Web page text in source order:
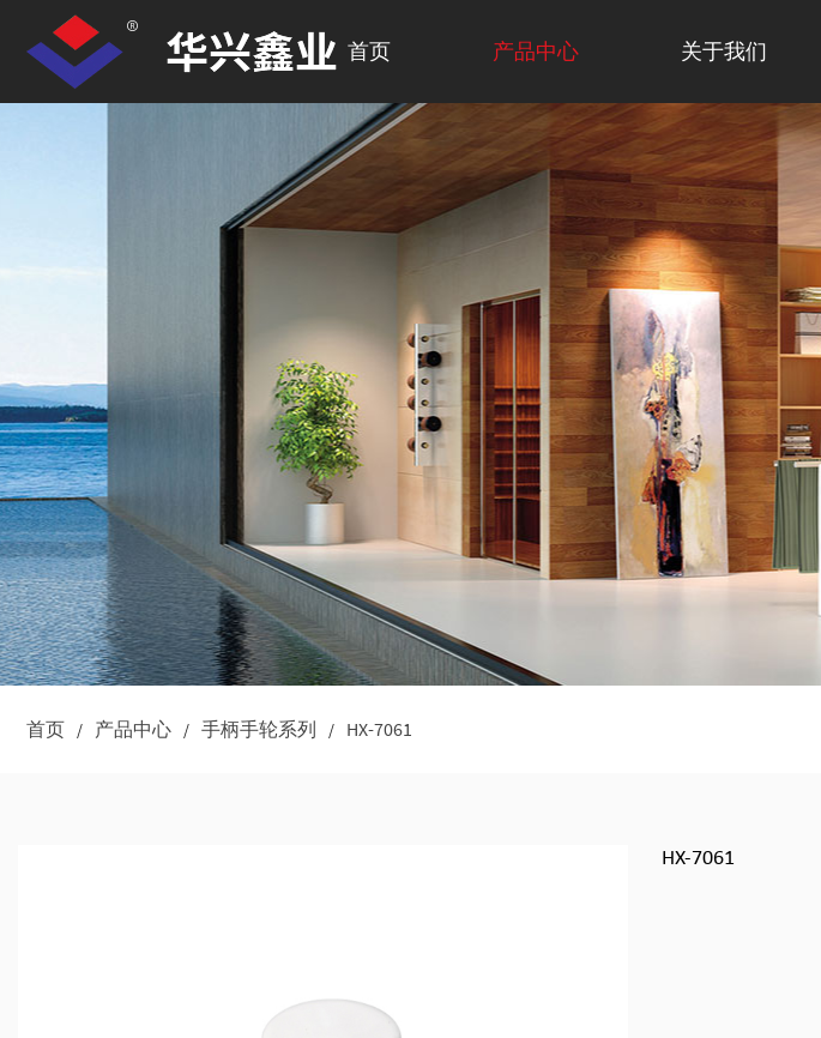
首页 产品中心 关于我们
首页 / 产品中心 / 手柄手轮系列 / HX-7061
HX-7061